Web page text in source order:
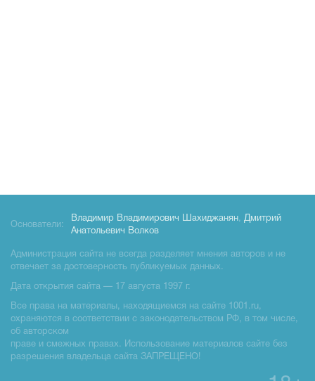
Основатели:
Владимир Владимирович Шахиджанян, Дмитрий
Анатольевич Волков
Администрация сайта не всегда разделяет мнения авторов и не
отвечает за достоверность публикуемых данных.
Дата открытия сайта — 17 августа 1997 г.
Все права на материалы, находящиемся на сайте 1001.ru,
охраняются в соответствии с законодательством РФ, в том числе,
об авторском
праве и смежных правах. Использование материалов сайте без
разрешения владельца сайта ЗАПРЕЩЕНО!